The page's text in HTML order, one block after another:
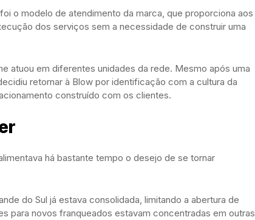
o modelo de atendimento da marca, que proporciona aos
dos serviços sem a necessidade de construir uma
atuou em diferentes unidades da rede. Mesmo após uma
retornar à Blow por identificação com a cultura da
construído com os clientes.
há bastante tempo o desejo de se tornar
do Sul já estava consolidada, limitando a abertura de
para novos franqueados estavam concentradas em outras